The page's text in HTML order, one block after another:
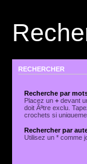
RECHERCHER
Recherche par
Placez un+ devant
doit Ãªtre exclu.
crochets si
Rechercher par
Utilisez un * comme